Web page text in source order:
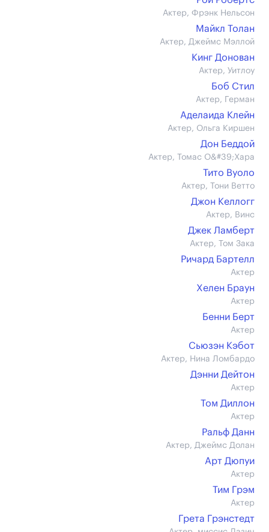
Актер, Фрэнк Нельсон
Майкл Толан
Актер, Джеймс Мэллой
Кинг Донован
Актер, Уитлоу
Боб Стил
Актер, Герман
Аделаида Клейн
Актер, Ольга Киршен
Дон Беддой
Актер, Томас О&#39;Хара
Тито Вуоло
Актер, Тони Ветто
Джон Келлогг
Актер, Винс
Джек Ламберт
Актер, Том Зака
Ричард Бартелл
Актер
Хелен Браун
Актер
Бенни Берт
Актер
Сьюзэн Кэбот
Актер, Нина Ломбардо
Дэнни Дейтон
Актер
Том Диллон
Актер
Ральф Данн
Актер, Джеймс Долан
Арт Дюпуи
Актер
Тим Грэм
Актер
Грета Грэнстедт